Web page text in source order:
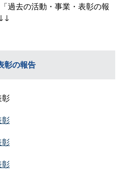
過去の活動・事業・表彰の報
彰の報告